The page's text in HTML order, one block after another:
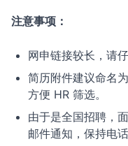
注意事项：
网申链接较长，请
简历附件建议命名
方便 HR 筛选。
由于是全国招聘，
邮件通知，保持电话